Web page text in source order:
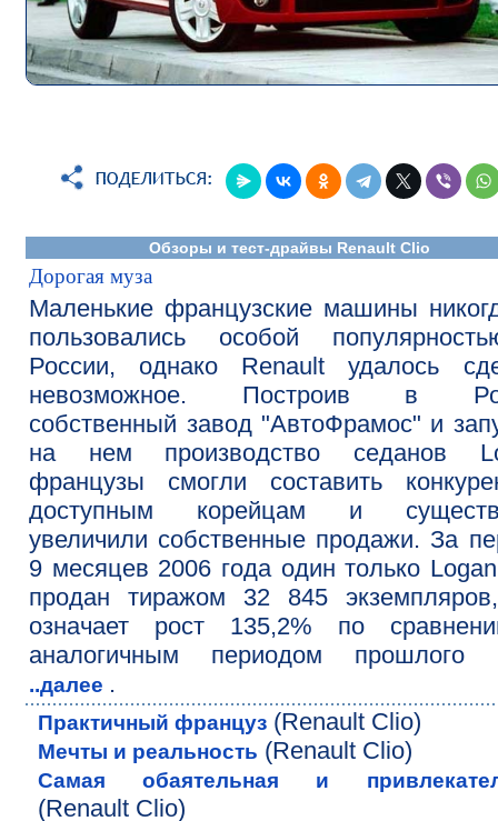
Обзоры и тест-драйвы Renault Clio
Дорогая муза
Маленькие французские машины
пользовались особой
России, однако Renault удалось
невозможное. Построив в
собственный завод "АвтоФрамос" и
на нем производство седанов
французы смогли составить
доступным корейцам и
увеличили собственные продажи. За
9 месяцев 2006 года один только
продан тиражом 32 845
означает рост 135,2% по
аналогичным периодом прошлого
..далее .
Практичный француз(Renault Clio)
Мечты и реальность (Renault Clio)
Самая обаятельная и
(Renault Clio)